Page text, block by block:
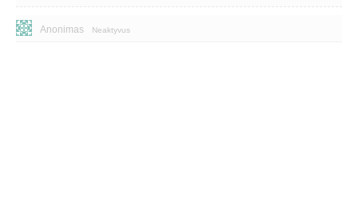
Anonimas Neaktyvus